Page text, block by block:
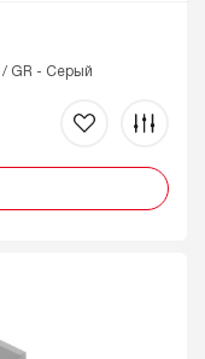
/ GR - Серый